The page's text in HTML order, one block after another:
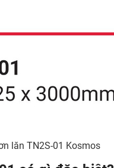
lăn TN2S-01 Kosmos